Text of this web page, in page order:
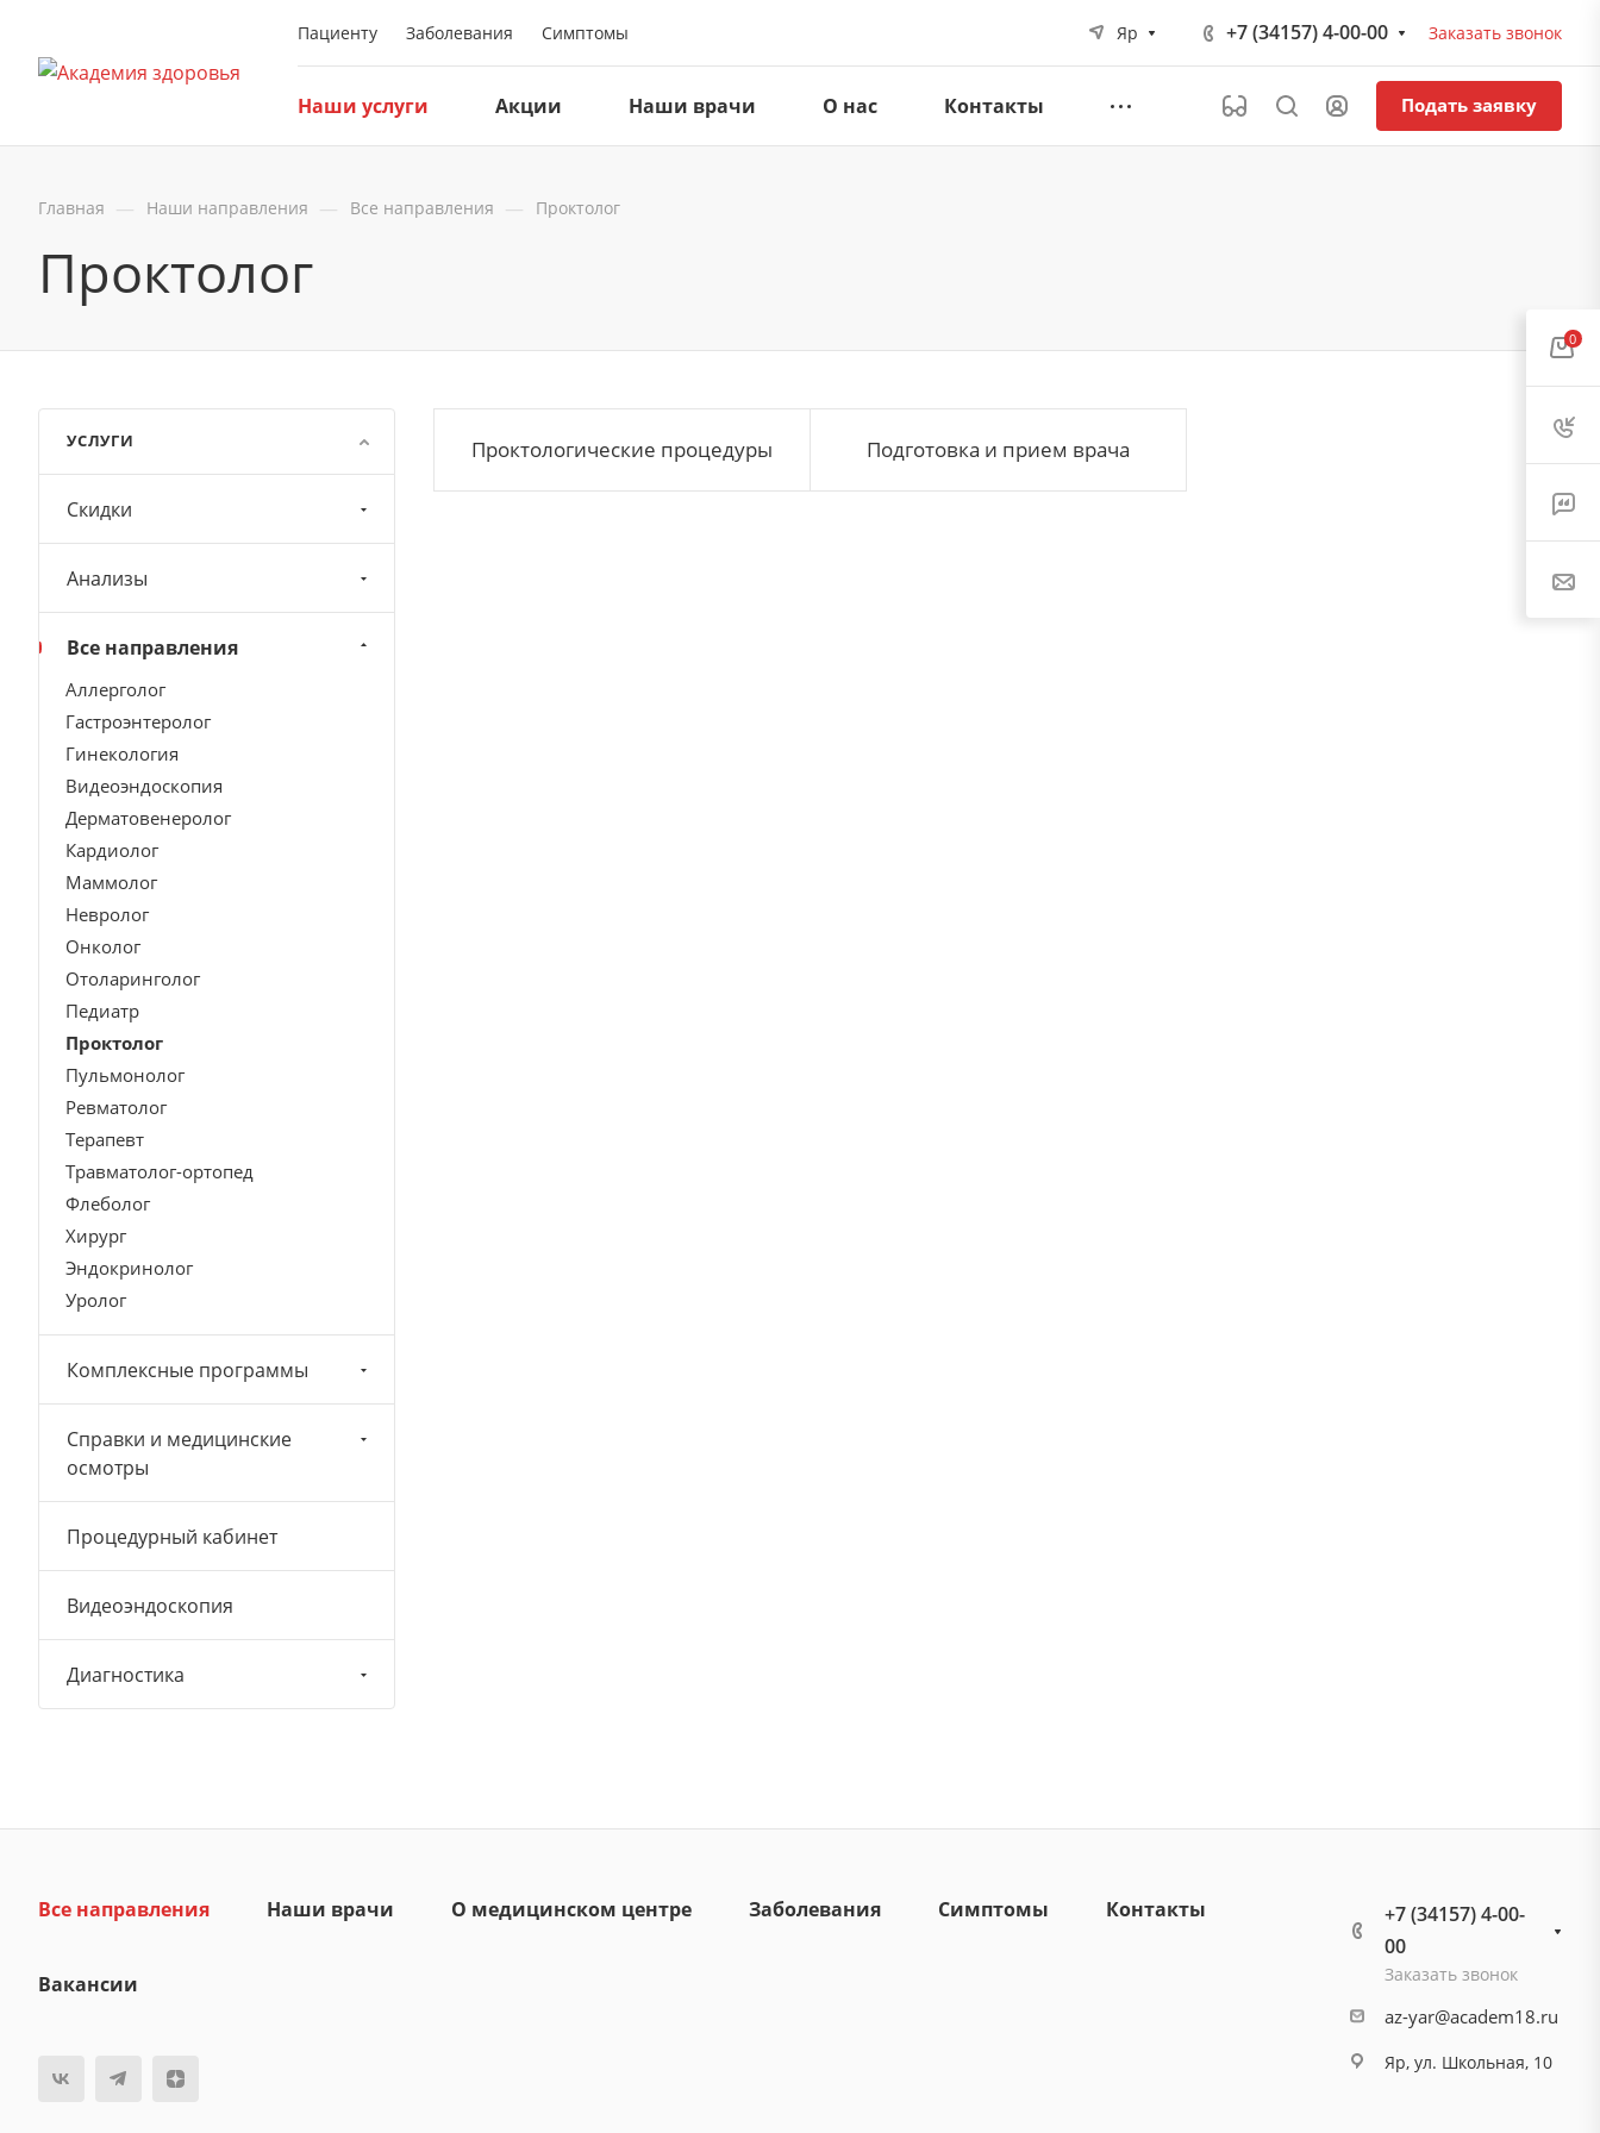
Пациенту Заболевания Симптомы Яр +7 (34157) 4-00-00 Заказать звонок
Наши услуги Акции Наши врачи О нас Контакты Подать заявку
Главная — Наши направления — Все направления — Проктолог
Проктолог
Проктологические процедуры Подготовка и прием врача
УСЛУГИ
Скидки
Анализы
Все направления
Аллерголог
Гастроэнтеролог
Гинекология
Видеоэндоскопия
Дерматовенеролог
Кардиолог
Маммолог
Невролог
Онколог
Отоларинголог
Педиатр
Проктолог
Пульмонолог
Ревматолог
Терапевт
Травматолог-ортопед
Флеболог
Хирург
Эндокринолог
Уролог
Комплексные программы
Справки и медицинские
осмотры
Процедурный кабинет
Видеоэндоскопия
Диагностика
Все направления Наши врачи О медицинском центре Заболевания Симптомы Контакты
Вакансии
+7 (34157) 4-00-
00
Заказать звонок
az-yar@academ18.ru
Яр, ул. Школьная, 10
0